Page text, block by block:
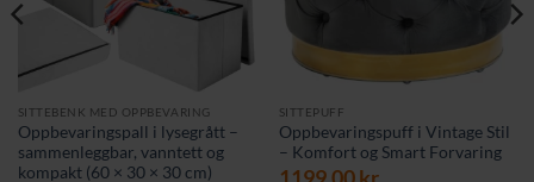
SITTEBENK MED OPPBEVARING
Oppbevaringspall i lysegrått –
sammenleggbar, vanntett og
kompakt (60 × 30 × 30 cm)
SITTEPUFF
Oppbevaringspuff i Vintage Stil
– Komfort og Smart Forvaring